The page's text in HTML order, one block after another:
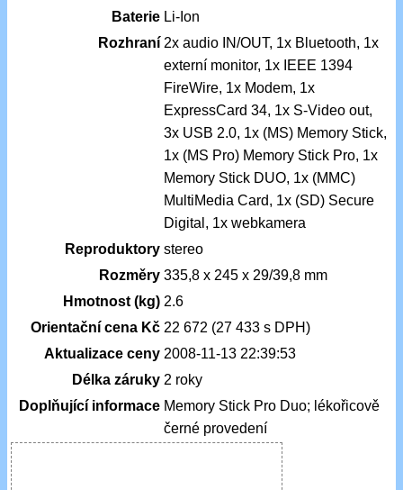
Baterie Li-Ion
Rozhraní 2x audio IN/OUT, 1x Bluetooth, 1x
externí monitor, 1x IEEE 1394
FireWire, 1x Modem, 1x
ExpressCard 34, 1x S-Video out,
3x USB 2.0, 1x (MS) Memory Stick,
1x (MS Pro) Memory Stick Pro, 1x
Memory Stick DUO, 1x (MMC)
MultiMedia Card, 1x (SD) Secure
Digital, 1x webkamera
Reproduktory stereo
Rozměry 335,8 x 245 x 29/39,8 mm
Hmotnost (kg) 2.6
Orientační cena Kč 22 672 (27 433 s DPH)
Aktualizace ceny 2008-11-13 22:39:53
Délka záruky 2 roky
Doplňující informace Memory Stick Pro Duo; lékořicově
černé provedení